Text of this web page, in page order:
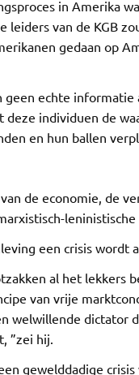
in Amerika
leiders van de KGB
gedaan op
geen echte
deze individuen de
en hun ballen
de economie, de
een crisis wordt
al het lekkers
van vrije
welwillende
”zei hij.
gewelddadige